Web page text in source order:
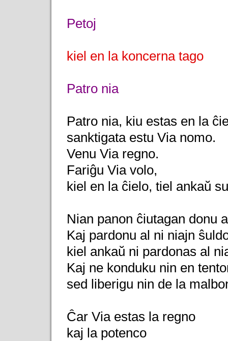
Petoj
kiel en la koncerna tago
Patro nia
Patro nia, kiu estas en la
sanktigata estu Via nomo.
Venu Via regno.
Fariĝu Via volo,
kiel en la ĉielo, tiel ankaŭ
Nian panon ĉiutagan donu
Kaj pardonu al ni niajn
kiel ankaŭ ni pardonas al
Kaj ne konduku nin en
sed liberigu nin de la
Ĉar Via estas la regno
kaj la potenco